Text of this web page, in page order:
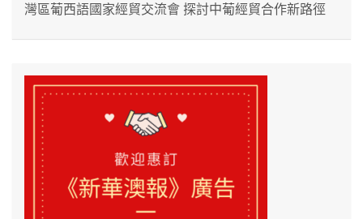
灣區葡西語國家經貿交流會 探討中葡經貿合作新路徑